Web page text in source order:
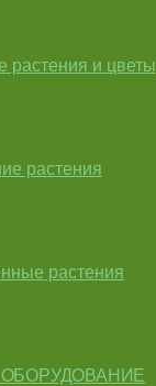
растения и цветы
растения
растения